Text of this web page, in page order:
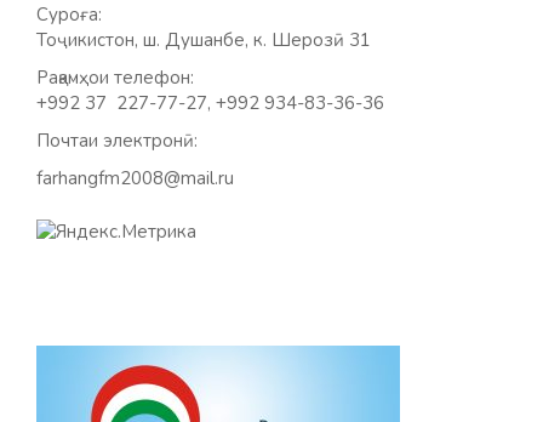
Суроға:
Тоҷикистон, ш. Душанбе, к. Шерозӣ 31
Рақамҳои телефон:
+992 37 227-77-27, +992 934-83-36-36
Почтаи электронӣ:
farhangfm2008@mail.ru